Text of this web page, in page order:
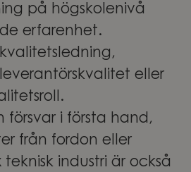
på högskolenivå
erfarenhet.
eller
försvar i första hand,
från fordon eller
industri är också